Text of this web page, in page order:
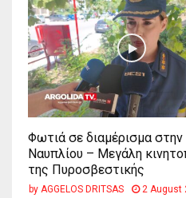
Φωτιά σε διαμέρισμα
Ναυπλίου – Μεγάλη
της Πυροσβεστικής
by AGGELOS DRITSAS 2 August